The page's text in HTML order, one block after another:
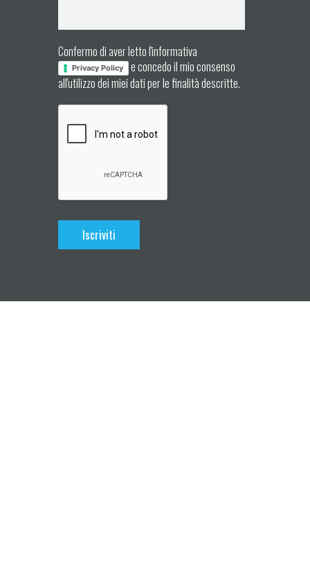
Confermo di aver letto l'informativa
Privacy Policy
e concedo il mio consenso
all'utilizzo dei miei dati per le finalità descritte.